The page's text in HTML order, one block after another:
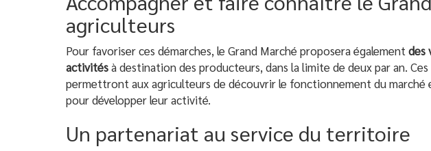
agriculteurs
Pour favoriser ces démarches, le Grand Marché proposera également des
activitésà destination des producteurs, dans la limite de deux par an. Ces
permettront aux agriculteurs de découvrir le fonctionnement du
pour développer leur activité.
Un partenariat au service du territoire